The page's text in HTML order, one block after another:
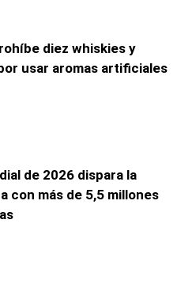
diez whiskies y
usar aromas artificiales
de 2026 dispara la
con más de 5,5 millones